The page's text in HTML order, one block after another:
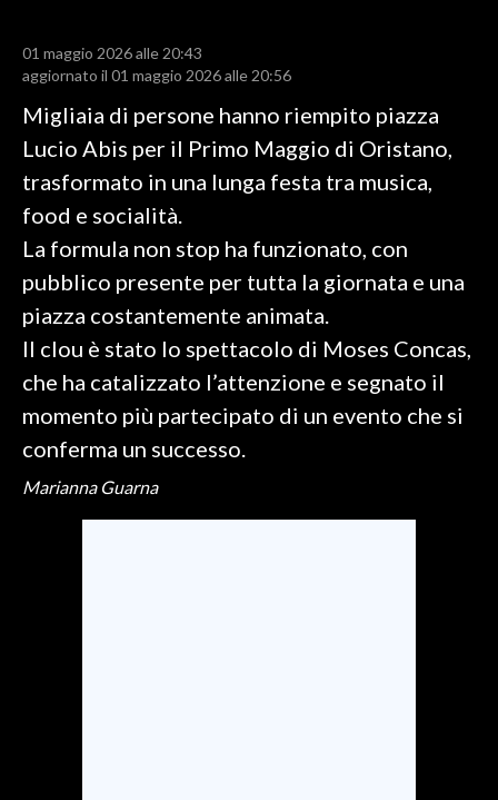
CALCIO REGIONALE
BASKET
VOLLEY
MOTORI
TENNIS
ALTRI SPORT
CULTURA
SPETTACOLI
SALUTE
01 maggio 2026 alle 20:43
aggiornato il 01 maggio 2026 alle 20:56
Migliaia di persone hanno riempito piazza
Lucio Abis per il Primo Maggio di Oristano,
trasformato in una lunga festa tra musica,
food e socialità.
La formula non stop ha funzionato, con
pubblico presente per tutta la giornata e una
piazza costantemente animata.
Il clou è stato lo spettacolo di Moses Concas,
che ha catalizzato l’attenzione e segnato il
momento più partecipato di un evento che si
conferma un successo.
Marianna Guarna